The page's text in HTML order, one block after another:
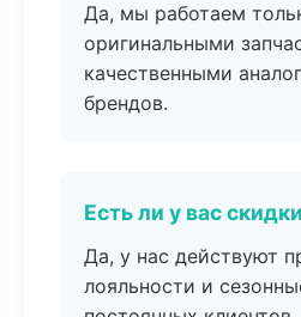
Да, мы работаем
оригинальными
качественными
брендов.
Есть ли у вас
Да, у нас действуют
лояльности и